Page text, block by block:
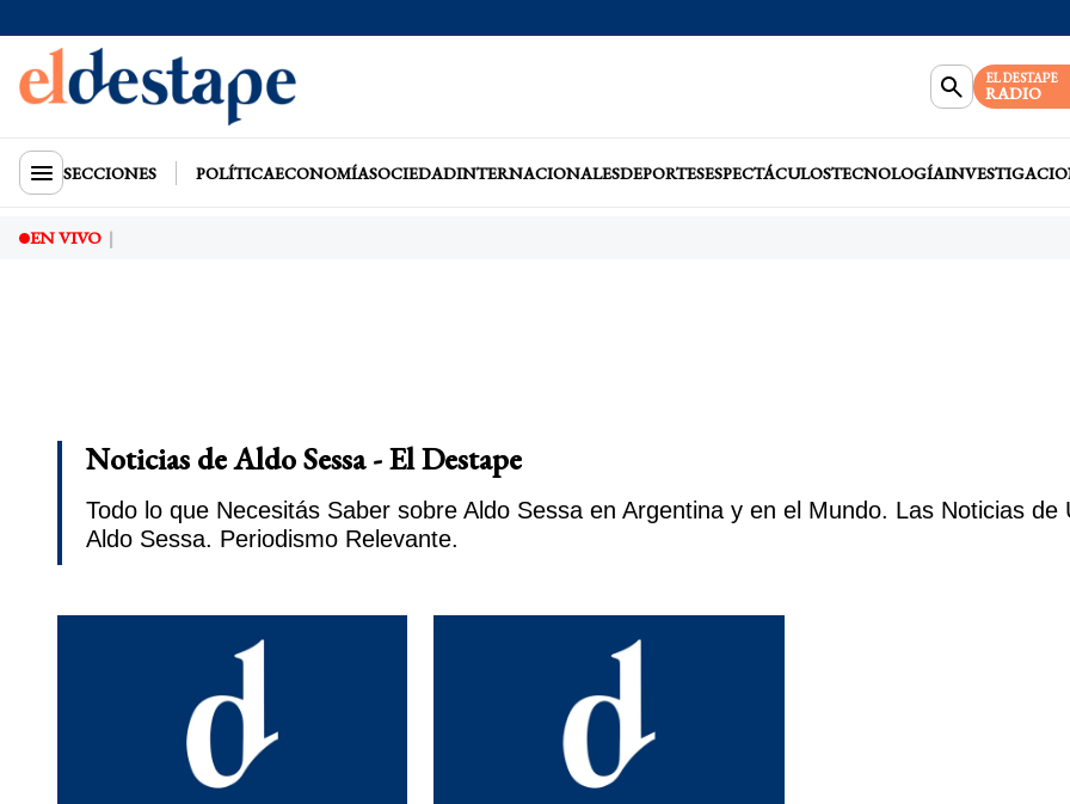
EL DESTAPE
RADIO
SECCIONES POLÍTICAECONOMÍASOCIEDADINTERNACIONALESDEPORTESESPECTÁCULOSTECNOLOGÍA
EN VIVO
Noticias de Aldo Sessa - El Destape
Todo lo que Necesitás Saber sobre Aldo Sessa en Argentina y en el Mundo. Las Noticias
Aldo Sessa. Periodismo Relevante.